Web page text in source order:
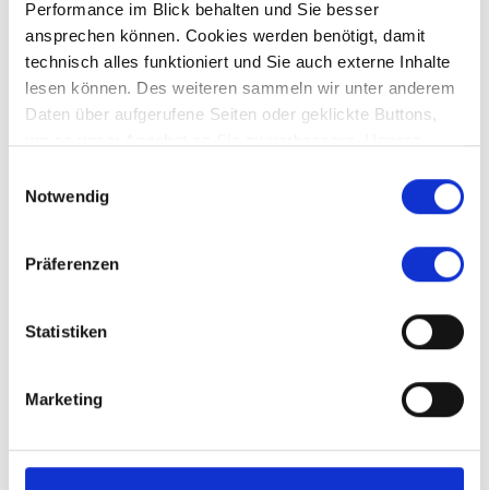
Performance im Blick behalten und Sie besser
ansprechen können. Cookies werden benötigt, damit
technisch alles funktioniert und Sie auch externe Inhalte
lesen können. Des weiteren sammeln wir unter anderem
Daten über aufgerufene Seiten oder geklickte Buttons,
weiteren Daten zusammen, die Sie ihnen bereitgestellt
haben oder die sie im Rahmen Ihrer Nutzung der Dienste
Notwendig
Präferenzen
Statistiken
Marketing
Preis auf Anfrage
*** Verkauft *** Willkommen im Haus für die kleine
Einfamilienhaus
118 m²
WOHNFLÄCHE